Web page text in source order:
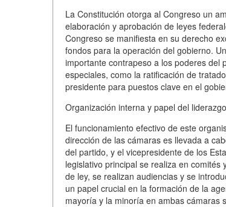
La Constitución otorga al Congreso un
elaboración y aprobación de leyes
Congreso se manifiesta en su derecho
fondos para la operación del gobierno.
importante contrapeso a los poderes del
especiales, como la ratificación de
presidente para puestos clave en el
Organización interna y papel del
El funcionamiento efectivo de este
dirección de las cámaras es llevada a
del partido, y el vicepresidente de los
legislativo principal se realiza en
de ley, se realizan audiencias y se
un papel crucial en la formación de la
mayoría y la minoría en ambas cámaras